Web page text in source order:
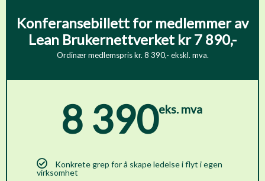
Konferansebillett for medlemmer av
Lean Brukernettverket kr 7 890,-
Ordinær medlemspris kr. 8 390,- ekskl. mva.
8 390eks. mva
Konkrete grep for å skape ledelse i flyt i egen
virksomhet